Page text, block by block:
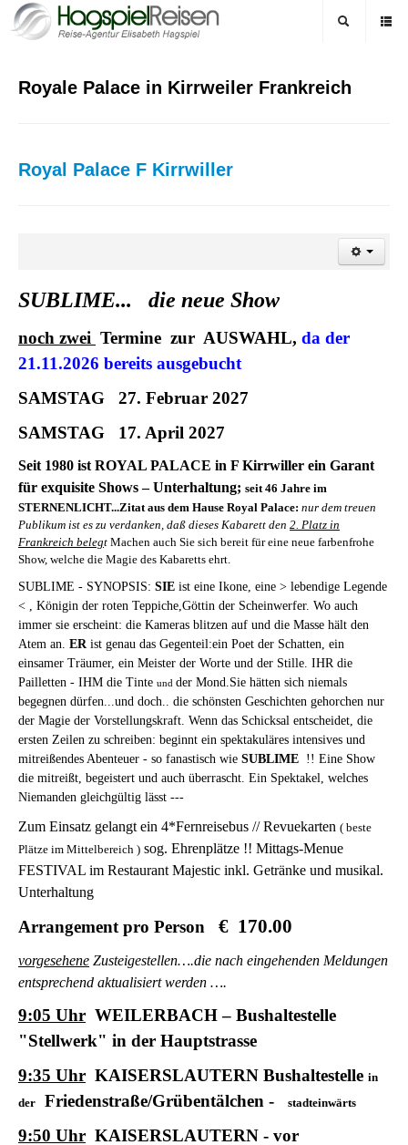
Royale Palace in Kirrweiler Frankreich
Royal Palace F Kirrwiller
SUBLIME... die neue Show
noch zwei Termine zur AUSWAHL, da der
21.11.2026 bereits ausgebucht
SAMSTAG 27. Februar 2027
SAMSTAG 17. April 2027
Seit 1980 ist ROYAL PALACE in F Kirrwiller ein Garant
für exquisite Shows – Unterhaltung; seit46 Jahre im
STERNENLICHT...Zitataus dem Hause Royal Palace: nur dem treuen
Publikum ist es zu verdanken, daß dieses Kabarett den 2. Platz in
Frankreich belegt Machen auch Sie sich bereit für eine neue farbenfrohe
Show, welche die Magie des Kabaretts ehrt.
SUBLIME - SYNOPSIS: SIE ist eine Ikone, eine > lebendige Legende
< , Königin der roten Teppiche,Göttin der Scheinwerfer. Wo auch
immer sie erscheint: die Kameras blitzen auf und die Masse hält den
Atem an. ERist genau das Gegenteil:ein Poet der Schatten, ein
einsamer Träumer, ein Meister der Worte und der Stille. IHR die
Pailletten - IHM die Tinte und der Mond.Sie hätten sich niemals
begegnen dürfen...und doch.. die schönsten Geschichten gehorchen nur
der Magie der Vorstellungskraft. Wenn das Schicksal entscheidet, die
ersten Zeilen zu schreiben: beginnt ein spektakuläres intensives und
mitreißendes Abenteuer - so fanastisch wie SUBLIME !! Eine Show
die mitreißt, begeistert und auch überrascht. Ein Spektakel, welches
Niemanden gleichgültig lässt ---
Zum Einsatz gelangt ein 4*Fernreisebus // Revuekarten ( beste
Plätze im Mittelbereich ) sog. Ehrenplätze !! Mittags-Menue
FESTIVAL im Restaurant Majestic inkl. Getränke und musikal.
Unterhaltung
Arrangement pro Person € 170.00
vorgesehene Zusteigestellen….die nach eingehenden Meldungen
entsprechend aktualisiert werden ….
9:05 Uhr WEILERBACH – Bushaltestelle
"Stellwerk" in der Hauptstrasse
9:35 Uhr KAISERSLAUTERN Bushaltestelle in
der
Friedenstraße/Grübentälchen - stadteinwärts
9:50 Uhr KAISERSLAUTERN - vor